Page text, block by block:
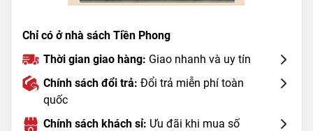
Chỉ có ở nhà sách Tiền Phong
Thời gian giao hàng: Giao nhanh và uy tín
Chính sách đổi trả: Đổi trả miễn phí toàn
quốc
Chính sách khách sỉ: Ưu đãi khi mua số